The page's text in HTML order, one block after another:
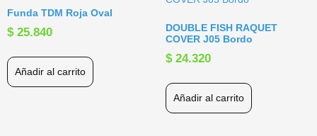
Funda TDM Roja Oval
$25.840
Añadir al carrito
DOUBLE FISH RAQUET
COVER J05 Bordo
$24.320
Añadir al carrito